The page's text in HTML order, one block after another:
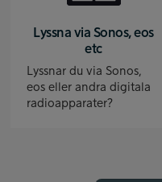
Lyssna via Sonos, eos
etc
Lyssnar du via Sonos,
eos eller andra digitala
radioapparater?